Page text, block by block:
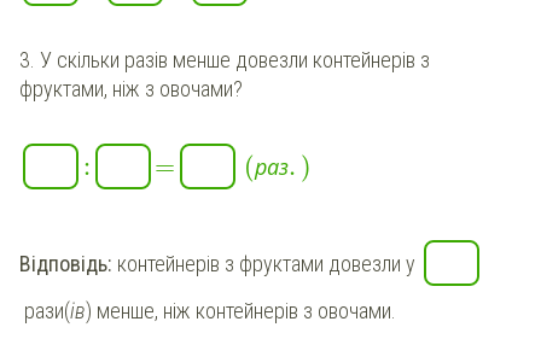
3. У скільки разів менше довезли контейнерів з
фруктами, ніж з овочами?
: = (раз. )
Відповідь: контейнерів з фруктами довезли у
рази(ів) менше, ніж контейнерів з овочами.